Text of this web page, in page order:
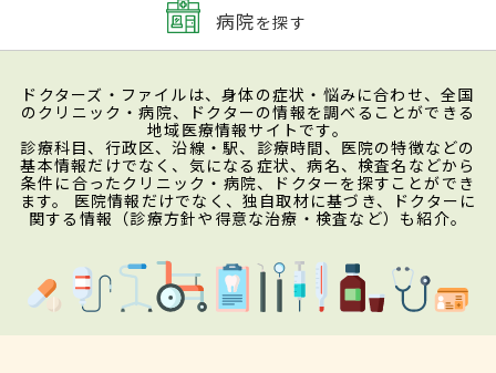
病院を探す
ドクターズ・ファイルは、身体の症状・悩みに合わせ、全国
のクリニック・病院、ドクターの情報を調べることができる
地域医療情報サイトです。
診療科目、行政区、沿線・駅、診療時間、医院の特徴などの
基本情報だけでなく、気になる症状、病名、検査名などから
条件に合ったクリニック・病院、ドクターを探すことができ
ます。 医院情報だけでなく、独自取材に基づき、ドクターに
関する情報（診療方針や得意な治療・検査など）も紹介。